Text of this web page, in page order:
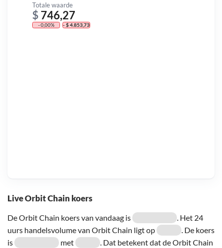
Live Orbit Chain koers
De Orbit Chain koers van vandaag is
. Het 24
uurs handelsvolume van Orbit Chain ligt op
. De koers
is
met
. Dat betekent dat de Orbit Chain
Totale waarde
$ 746,27
- 0,00% - $ 4.853,73